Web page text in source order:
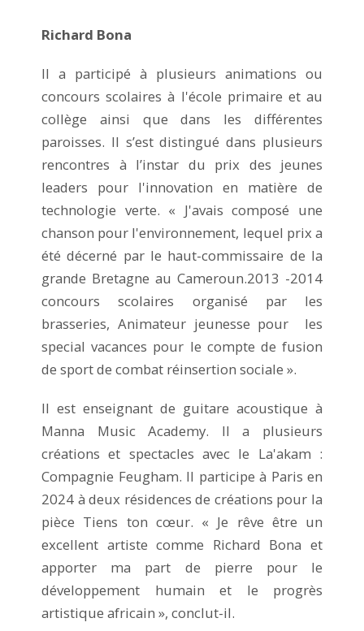
Richard Bona
Il a participé à plusieurs animations ou
concours scolaires à l'école primaire et au
collège ainsi que dans les différentes
paroisses. Il s’est distingué dans plusieurs
rencontres à l’instar du prix des jeunes
leaders pour l'innovation en matière de
technologie verte. « J'avais composé une
chanson pour l'environnement, lequel prix a
été décerné par le haut-commissaire de la
grande Bretagne au Cameroun.2013 -2014
concours scolaires organisé par les
brasseries, Animateur jeunesse pour les
special vacances pour le compte de fusion
de sport de combat réinsertion sociale ».
Il est enseignant de guitare acoustique à
Manna Music Academy. Il a plusieurs
créations et spectacles avec le La'akam :
Compagnie Feugham. Il participe à Paris en
2024 à deux résidences de créations pour la
pièce Tiens ton cœur. « Je rêve être un
excellent artiste comme Richard Bona et
apporter ma part de pierre pour le
développement humain et le progrès
artistique africain », conclut-il.